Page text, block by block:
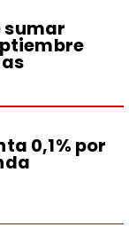
sumar
0,1% por